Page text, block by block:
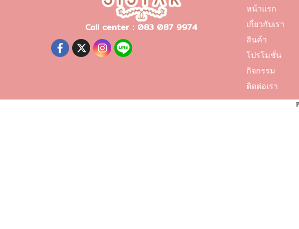
Call center : 083 087 9974
หน้าแรก
เกี่ยวกับเรา
สินค้า
โปรโมชั่น
กิจกรรม
ติดต่อเรา